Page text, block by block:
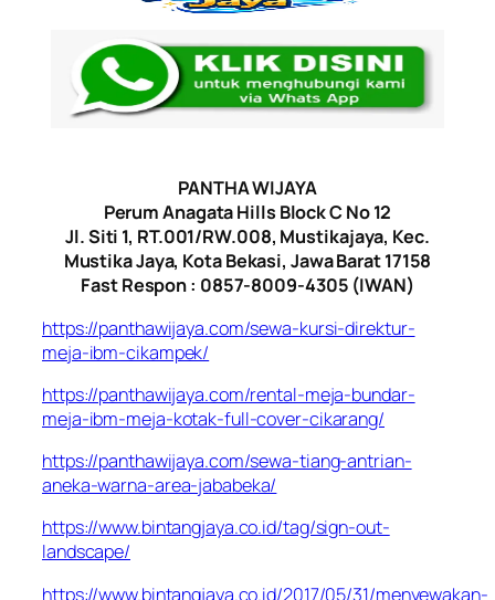
PANTHA WIJAYA
Perum Anagata Hills Block C No 12
Jl. Siti 1, RT.001/RW.008, Mustikajaya, Kec.
Mustika Jaya, Kota Bekasi, Jawa Barat 17158
Fast Respon : 0857-8009-4305 (IWAN)
https://panthawijaya.com/sewa-kursi-direktur-
meja-ibm-cikampek/
https://panthawijaya.com/rental-meja-bundar-
meja-ibm-meja-kotak-full-cover-cikarang/
https://panthawijaya.com/sewa-tiang-antrian-
aneka-warna-area-jababeka/
https://www.bintangjaya.co.id/tag/sign-out-
landscape/
https://www.bintangjaya.co.id/2017/05/31/menyewakan-